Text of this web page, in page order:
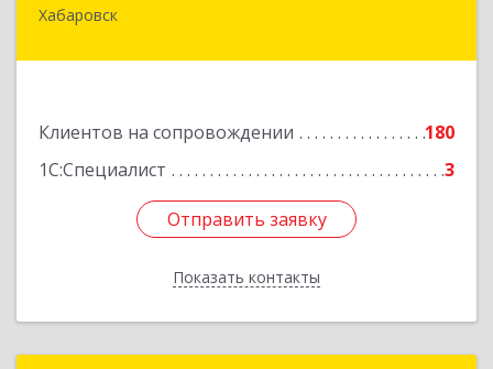
Хабаровск
Клиентов на сопровождении
180
1С:Специалист
3
Отправить заявку
Показать контакты
680007, Хабаровский край, Хабаровск г,
Отправить заявку
Назад